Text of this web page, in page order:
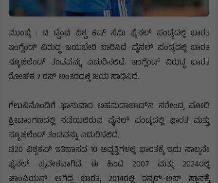
ಮುಂಬೈ : ಟಿ ಟ್ವೆಂಟಿ ವಿಶ್ವ ಕಪ್ ಸೆಮಿ ಫೈನಲ್ ಪಂದ್ಯದಲ್ಲಿ ಭಾರತ
ಇಂಗ್ಲೆಂಡ್ ವಿರುದ್ಧ ಜಯಭೇರಿ ಬಾರಿಸಿದೆ .ಫೈನಲ್ ಪಂದ್ಯದಲ್ಲಿ ಭಾರತ
ನ್ಯೂಜಿಲೆಂಡ್ ತಂಡವನ್ನು ಎದುರಿಸಲಿದೆ. ಇಂಗ್ಲೆಂಡ್ ವಿರುದ್ಧ ಭಾರತ
ರೋಚಕ 7 ರನ್ ಅಂತರದಲ್ಲಿ ಜಯ ಸಾಧಿಸಿದೆ.
ಗೆಲುವಿನೊಂದಿಗೆ ಭಾನುವಾರ ಅಹಮದಾಬಾದ್‌ನ ನರೇಂದ್ರ ಮೋದಿ
ಕ್ರೀಡಾಂಗಣದಲ್ಲಿ ನಡೆಯಲಿರುವ ಫೈನಲ್ ಪಂದ್ಯದಲ್ಲಿ ಭಾರತ ಮತ್ತು
ನ್ಯೂಜಿಲೆಂಡ್ ತಂಡವನ್ನು ಎದುರಿಸಲಿದೆ.
ಟಿ20 ವಿಶ್ವಕಪ್ ಇತಿಹಾಸದ 10 ಆವೃತ್ತಿಗಳಲ್ಲಿ ಭಾರತಕ್ಕೆ ಇದು ನಾಲ್ಕನೇ
ಫೈನಲ್ ಪ್ರವೇಶವಾಗಿದೆ. ಈ ಹಿಂದೆ 2007 ಮತ್ತು 2024ರಲ್ಲಿ
ಚಾಂಪಿಯನ್ ಆಗಿದ್ದ ಭಾರತ, 2014ರಲ್ಲಿ ರನ್ನರ್-ಅಪ್ ಸ್ಥಾನಕ್ಕೆ